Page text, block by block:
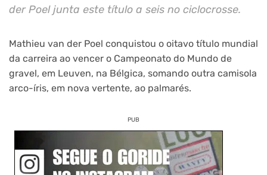
der Poel junta este título a seis no ciclocrosse.
Mathieu van der Poel conquistou o oitavo título mundial
da carreira ao vencer o Campeonato do Mundo de
gravel, em Leuven, na Bélgica, somando outra camisola
arco-íris, em nova vertente, ao palmarés.
PUB